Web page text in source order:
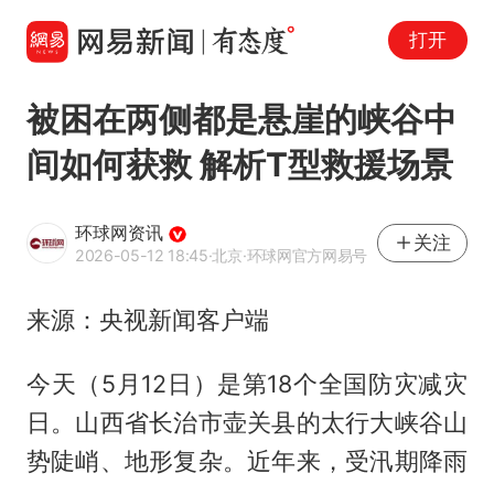
打开
被困在两侧都是悬崖的峡谷中
间如何获救 解析T型救援场景
环球网资讯
2026-05-12 18:45·北京·环球网官方网易号
关注
来源：央视新闻客户端
今天（5月12日）是第18个全国防灾减灾
日。山西省长治市壶关县的太行大峡谷山
势陡峭、地形复杂。近年来，受汛期降雨